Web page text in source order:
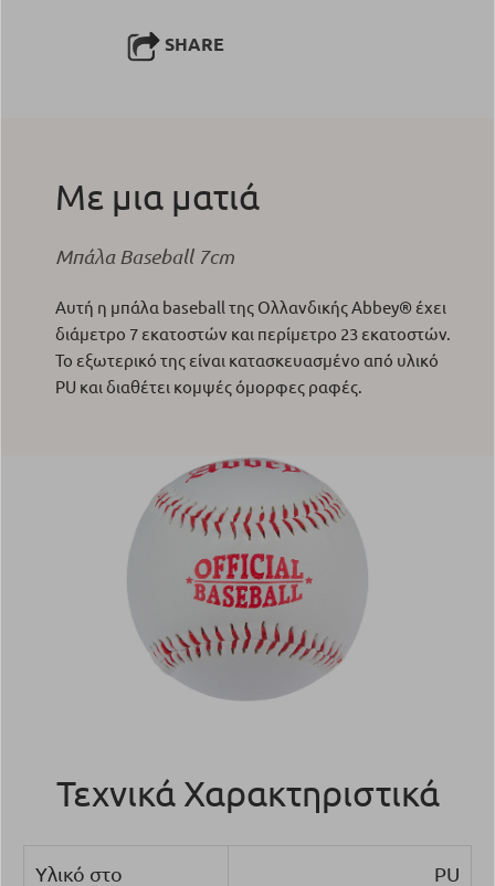
SHARE
Με μια ματιά
Μπάλα Baseball 7cm
Αυτή η μπάλα baseball της Ολλανδικής Abbey® έχει
διάμετρο 7 εκατοστών και περίμετρο 23 εκατοστών.
Το εξωτερικό της είναι κατασκευασμένο από υλικό
PU και διαθέτει κομψές όμορφες ραφές.
Τεχνικά Χαρακτηριστικά
Υλικό στο
PU